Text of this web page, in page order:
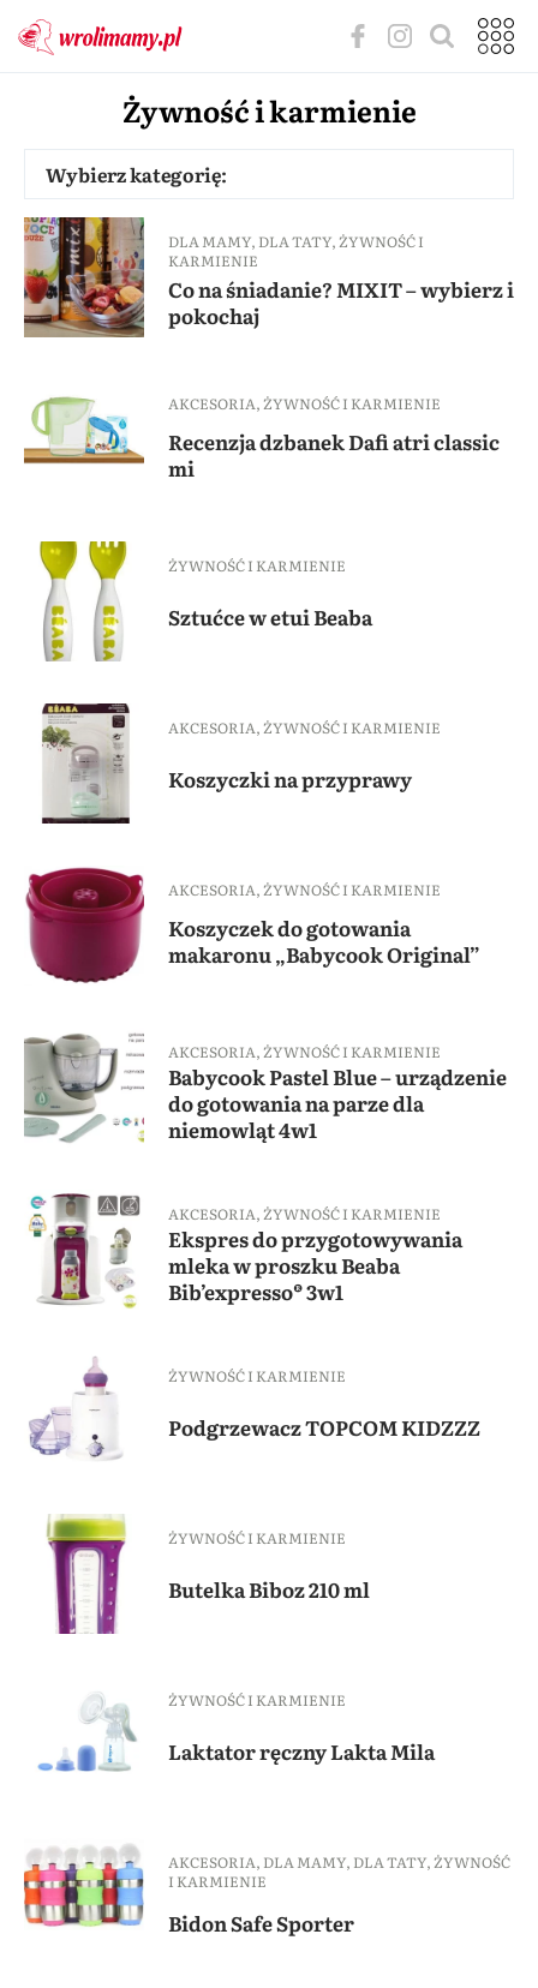
Żywność i karmienie
Wybierz kategorię:
DLA MAMY, DLA TATY,ŻYWNOŚĆ I
KARMIENIE
Co na śniadanie? MIXIT – wybierz i
pokochaj
AKCESORIA,ŻYWNOŚĆ I KARMIENIE
Recenzja dzbanek Dafi atri classic
mi
ŻYWNOŚĆ I KARMIENIE
Sztućce w etui Beaba
AKCESORIA,ŻYWNOŚĆ I KARMIENIE
Koszyczki na przyprawy
AKCESORIA,ŻYWNOŚĆ I KARMIENIE
Koszyczek do gotowania
makaronu „Babycook Original”
AKCESORIA,ŻYWNOŚĆ I KARMIENIE
Babycook Pastel Blue – urządzenie
do gotowania na parze dla
niemowląt 4w1
AKCESORIA,ŻYWNOŚĆ I KARMIENIE
Ekspres do przygotowywania
mleka w proszku Beaba
Bib’expresso® 3w1
ŻYWNOŚĆ I KARMIENIE
Podgrzewacz TOPCOM KIDZZZ
ŻYWNOŚĆ I KARMIENIE
Butelka Biboz 210 ml
ŻYWNOŚĆ I KARMIENIE
Laktator ręczny Lakta Mila
AKCESORIA, DLA MAMY, DLA TATY,ŻYWNOŚĆ
I KARMIENIE
Bidon Safe Sporter